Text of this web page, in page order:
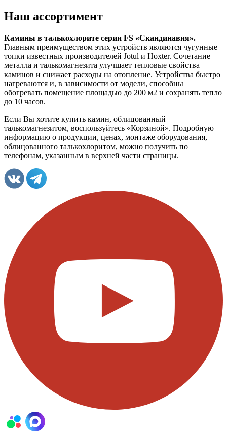
Наш ассортимент
Камины в талькохлорите серии FS «Скандинавия».
Главным преимуществом этих устройств являются чугунные
топки известных производителей Jotul и Hoxter. Сочетание
металла и талькомагнезита улучшает тепловые свойства
каминов и снижает расходы на отопление. Устройства быстро
нагреваются и, в зависимости от модели, способны
обогревать помещение площадью до 200 м2 и сохранять тепло
до 10 часов.
Если Вы хотите купить камин, облицованный
талькомагнезитом, воспользуйтесь «Корзиной». Подробную
информацию о продукции, ценах, монтаже оборудования,
облицованного талькохлоритом, можно получить по
телефонам, указанным в верхней части страницы.